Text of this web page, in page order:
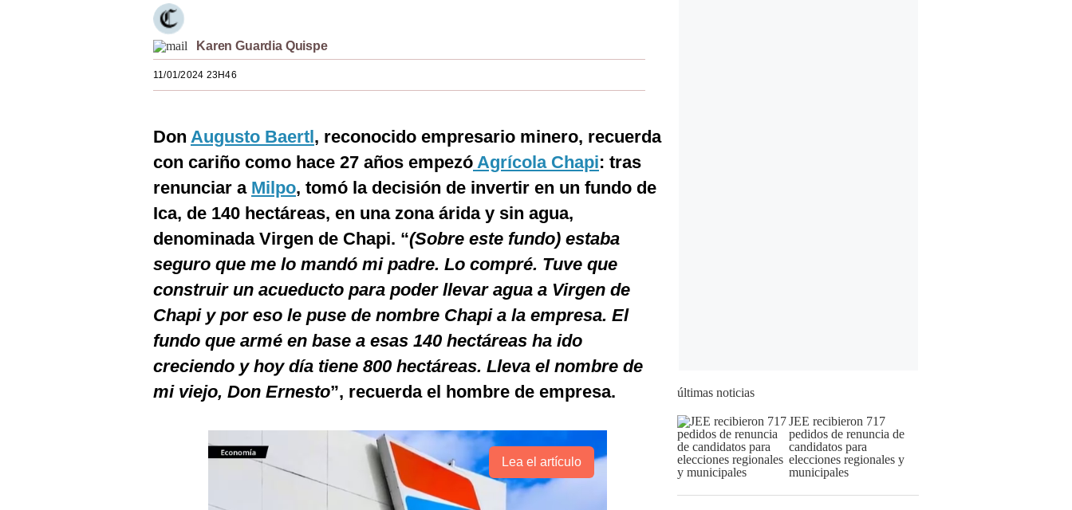
Karen Guardia Quispe
11/01/2024 23H46
Don Augusto Baertl, reconocido empresario minero, recuerda
con cariño como hace 27 años empezó Agrícola Chapi: tras
renunciar a Milpo, tomó la decisión de invertir en un fundo de
Ica, de 140 hectáreas, en una zona árida y sin agua,
denominada Virgen de Chapi. “(Sobre este fundo) estaba
seguro que me lo mandó mi padre. Lo compré. Tuve que
construir un acueducto para poder llevar agua a Virgen de
Chapi y por eso le puse de nombre Chapi a la empresa. El
fundo que armé en base a esas 140 hectáreas ha ido
creciendo y hoy día tiene 800 hectáreas. Lleva el nombre de
mi viejo, Don Ernesto”, recuerda el hombre de empresa.
Lea el artículo
últimas noticias
JEE recibieron 717
pedidos de renuncia de
candidatos para
elecciones regionales y
municipales